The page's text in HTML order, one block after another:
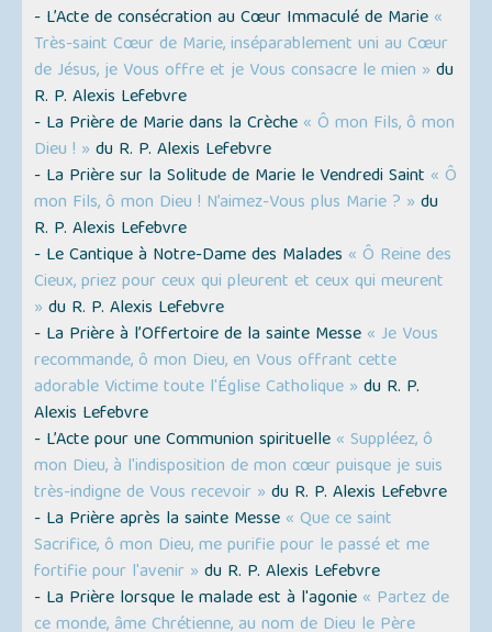
- L’Acte de consécration au Cœur Immaculé de Marie «
Très-saint Cœur de Marie, inséparablement uni au Cœur
de Jésus, je Vous offre et je Vous consacre le mien » du
R. P. Alexis Lefebvre
- La Prière de Marie dans la Crèche « Ô mon Fils, ô mon
Dieu ! » du R. P. Alexis Lefebvre
- La Prière sur la Solitude de Marie le Vendredi Saint « Ô
mon Fils, ô mon Dieu ! N’aimez-Vous plus Marie ? » du
R. P. Alexis Lefebvre
- Le Cantique à Notre-Dame des Malades « Ô Reine des
Cieux, priez pour ceux qui pleurent et ceux qui meurent
» du R. P. Alexis Lefebvre
- La Prière à l’Offertoire de la sainte Messe « Je Vous
recommande, ô mon Dieu, en Vous offrant cette
adorable Victime toute l'Église Catholique » du R. P.
Alexis Lefebvre
- L’Acte pour une Communion spirituelle « Suppléez, ô
mon Dieu, à l'indisposition de mon cœur puisque je suis
très-indigne de Vous recevoir » du R. P. Alexis Lefebvre
- La Prière après la sainte Messe « Que ce saint
Sacrifice, ô mon Dieu, me purifie pour le passé et me
fortifie pour l'avenir » du R. P. Alexis Lefebvre
- La Prière lorsque le malade est à l'agonie « Partez de